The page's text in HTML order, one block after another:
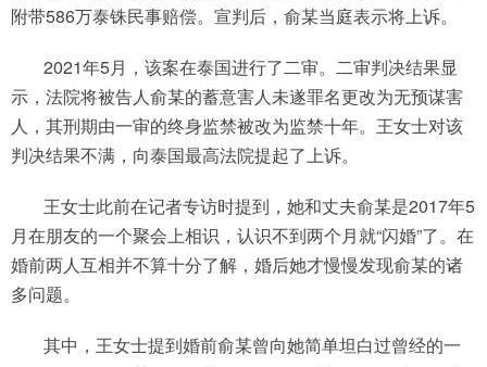
附带586万泰铢民事赔偿。宣判后，俞某当庭表示将上诉。
2021年5月，该案在泰国进行了二审。二审判决结果显
示，法院将被告人俞某的蓄意害人未遂罪名更改为无预谋害
人，其刑期由一审的终身监禁被改为监禁十年。王女士对该
判决结果不满，向泰国最高法院提起了上诉。
王女士此前在记者专访时提到，她和丈夫俞某是2017年5
月在朋友的一个聚会上相识，认识不到两个月就“闪婚”了。在
婚前两人互相并不算十分了解，婚后她才慢慢发现俞某的诸
多问题。
其中，王女士提到婚前俞某曾向她简单坦白过曾经的一